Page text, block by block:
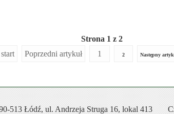
Strona 1 z 2
start
Poprzedni artykuł 1 2 Następny
513 Łódź, ul. Andrzeja Struga 16, lokal 413